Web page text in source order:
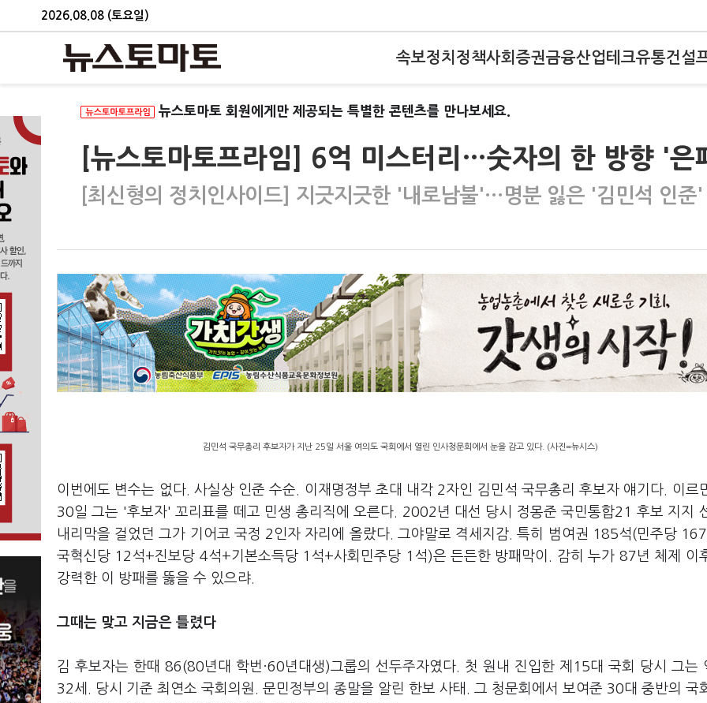
2026.08.08 (토요일)
속보정치 정책사회 증권금융산업테크유통건설
뉴스토마토 회원에게만 제공되는 특별한 콘텐츠를 만나보세요.
[뉴스토마토프라임] 6억 미스터리…숫자의 한 방향 '은
[최신형의 정치인사이드] 지긋지긋한 '내로남불'…명분 잃은 '김민석 인준'
김민석 국무총리 후보자가 지난 25일 서울 여의도 국회에서 열린 인사청문회에서 눈을 감고 있다. (사진=뉴시스)
이번에도 변수는 없다. 사실상 인준 수순. 이재명정부 초대 내각 2자인 김민석 국무총리 후보자 얘기다. 이르
30일 그는 '후보자' 꼬리표를 떼고 민생 총리직에 오른다. 2002년 대선 당시 정몽준 국민통합21 후보 지지
내리막을 걸었던 그가 기어코 국정 2인자 자리에 올랐다. 그야말로 격세지감. 특히 범여권 185석(민주당
국혁신당 12석+진보당 4석+기본소득당 1석+사회민주당 1석)은 든든한 방패막이. 감히 누가 87년 체제 이
강력한 이 방패를 뚫을 수 있으랴.
그때는 맞고 지금은 틀렸다
김 후보자는 한때 86(80년대 학번·60년대생)그룹의 선두주자였다. 첫 원내 진입한 제15대 국회 당시 그는
32세. 당시 기준 최연소 국회의원. 문민정부의 종말을 알린 한보 사태. 그 청문회에서 보여준 30대 중반의 국